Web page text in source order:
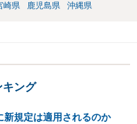
崎県 鹿児島県 沖縄県
キング
新規定は適用されるのか